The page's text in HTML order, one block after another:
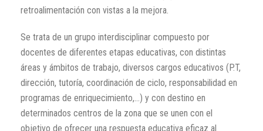
retroalimentación con vistas a la mejora.
Se trata de un grupo interdisciplinar compuesto por
docentes de diferentes etapas educativas, con distintas
áreas y ámbitos de trabajo, diversos cargos educativos (P.T,
dirección, tutoría, coordinación de ciclo, responsabilidad en
programas de enriquecimiento,…) y con destino en
determinados centros de la zona que se unen con el
objetivo de ofrecer una respuesta educativa eficaz al